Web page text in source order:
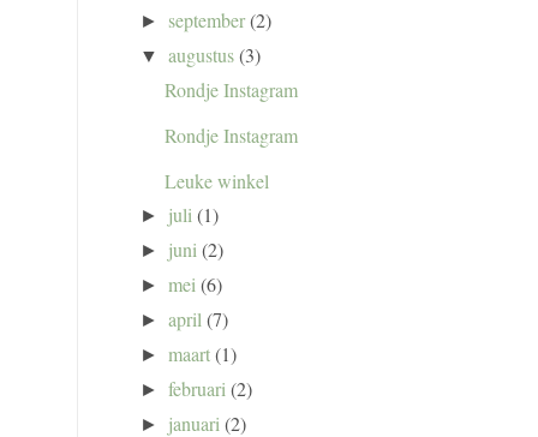
► september(2)
▼ augustus(3)
Rondje Instagram
Rondje Instagram
Leuke winkel
► juli (1)
► juni (2)
►mei (6)
►april (7)
►maart(1)
►februari (2)
► januari (2)